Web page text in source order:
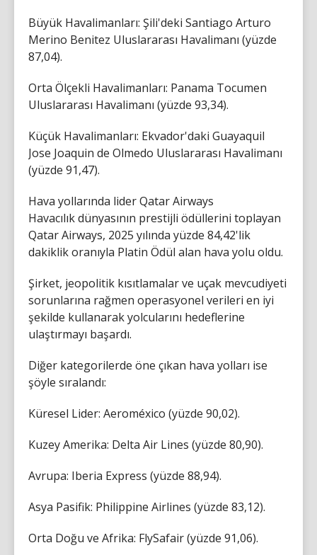
Büyük Havalimanları: Şili'deki Santiago Arturo
Merino Benitez Uluslararası Havalimanı (yüzde
87,04).
Orta Ölçekli Havalimanları: Panama Tocumen
Uluslararası Havalimanı (yüzde 93,34).
Küçük Havalimanları: Ekvador'daki Guayaquil
Jose Joaquin de Olmedo Uluslararası Havalimanı
(yüzde 91,47).
Hava yollarında lider Qatar Airways
Havacılık dünyasının prestijli ödüllerini toplayan
Qatar Airways, 2025 yılında yüzde 84,42'lik
dakiklik oranıyla Platin Ödül alan hava yolu oldu.
Şirket, jeopolitik kısıtlamalar ve uçak mevcudiyeti
sorunlarına rağmen operasyonel verileri en iyi
şekilde kullanarak yolcularını hedeflerine
ulaştırmayı başardı.
Diğer kategorilerde öne çıkan hava yolları ise
şöyle sıralandı:
Küresel Lider: Aeroméxico (yüzde 90,02).
Kuzey Amerika: Delta Air Lines (yüzde 80,90).
Avrupa: Iberia Express (yüzde 88,94).
Asya Pasifik: Philippine Airlines (yüzde 83,12).
Orta Doğu ve Afrika: FlySafair (yüzde 91,06).